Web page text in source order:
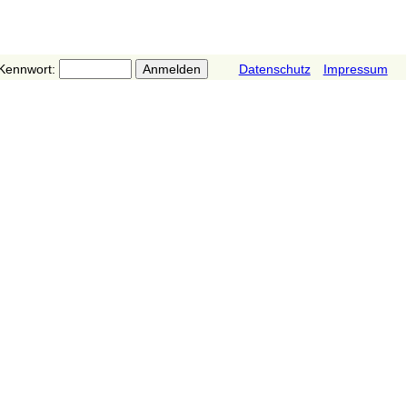
Datenschutz Impressum